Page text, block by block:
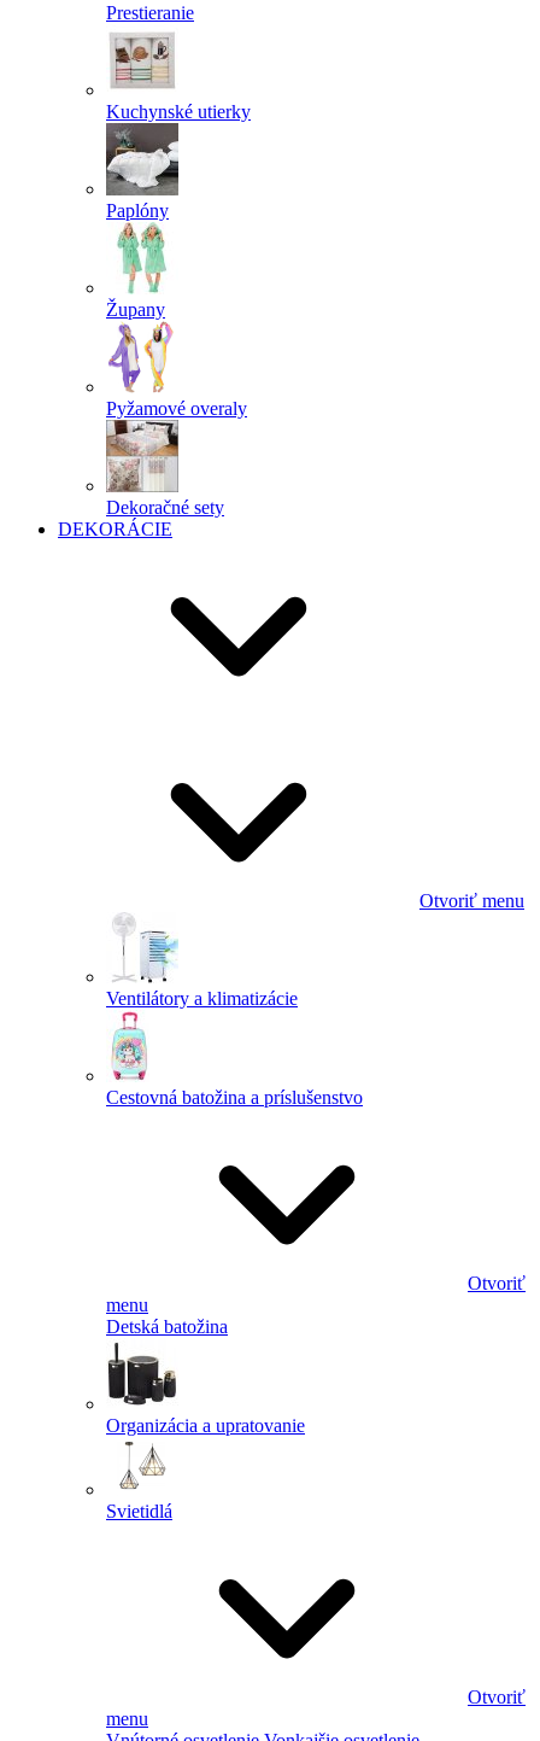
Prestieranie
Kuchynské utierky
Paplóny
Župany
Pyžamové overaly
Dekoračné sety
DEKORÁCIE
Otvoriť menu
Ventilátory a klimatizácie
Cestovná batožina a príslušenstvo
Otvoriť
menu
Detská batožina
Organizácia a upratovanie
Svietidlá
Otvoriť
menu